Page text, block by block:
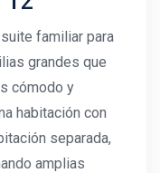
familiar para
grandes que
cómodo y
habitación con
separada,
amplias